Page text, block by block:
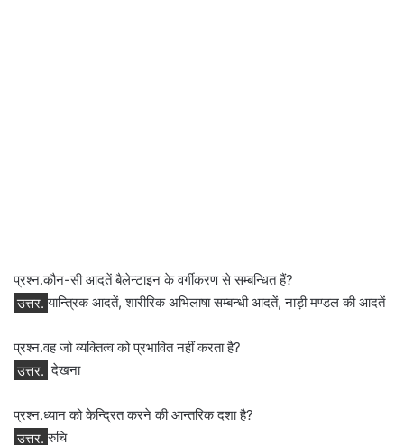
प्रश्न.कौन-सी आदतें बैलेन्‍टाइन के वर्गीकरण से सम्‍बन्धित हैं?
उत्तर. यान्त्रिक आदतें, शारीरिक अभिलाषा सम्‍बन्‍धी आदतें, नाड़ी मण्‍डल की आदतें
प्रश्न.वह जो व्‍यक्तित्‍व को प्रभावित नहीं करता है?
उत्तर. देखना
प्रश्न.ध्यान को केन्द्रित करने की आन्तरिक दशा है?
उत्तर. रुचि